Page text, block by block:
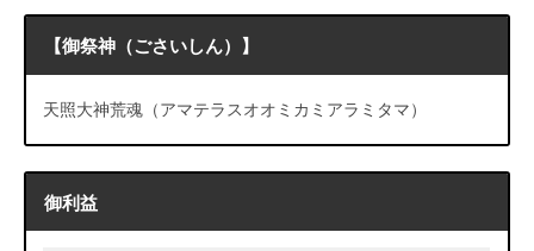
【御祭神（ごさいしん）】
天照大神荒魂（アマテラスオオミカミアラミタマ）
御利益